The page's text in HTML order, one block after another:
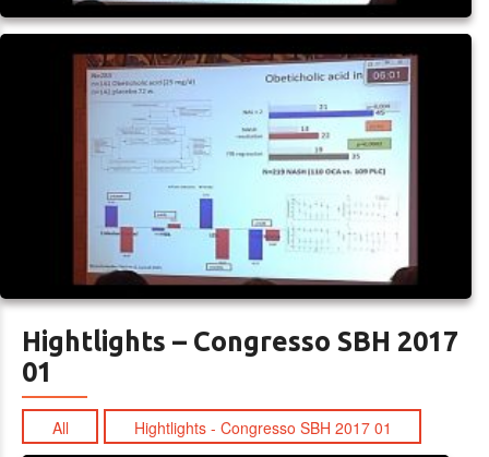
Hightlights – Congresso SBH 2017
01
All Hightlights - Congresso SBH 2017 01